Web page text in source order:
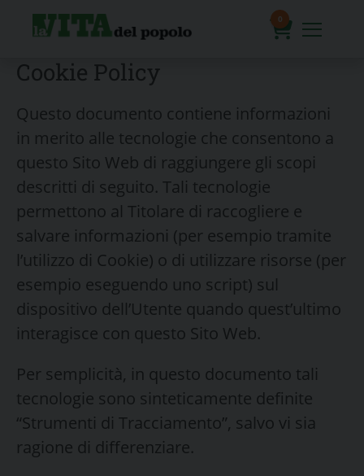
0
Cookie Policy
Questo documento contiene informazioni
in merito alle tecnologie che consentono a
questo Sito Web di raggiungere gli scopi
descritti di seguito. Tali tecnologie
permettono al Titolare di raccogliere e
salvare informazioni (per esempio tramite
l’utilizzo di Cookie) o di utilizzare risorse (per
esempio eseguendo uno script) sul
dispositivo dell’Utente quando quest’ultimo
interagisce con questo Sito Web.
Per semplicità, in questo documento tali
tecnologie sono sinteticamente definite
“Strumenti di Tracciamento”, salvo vi sia
ragione di differenziare.